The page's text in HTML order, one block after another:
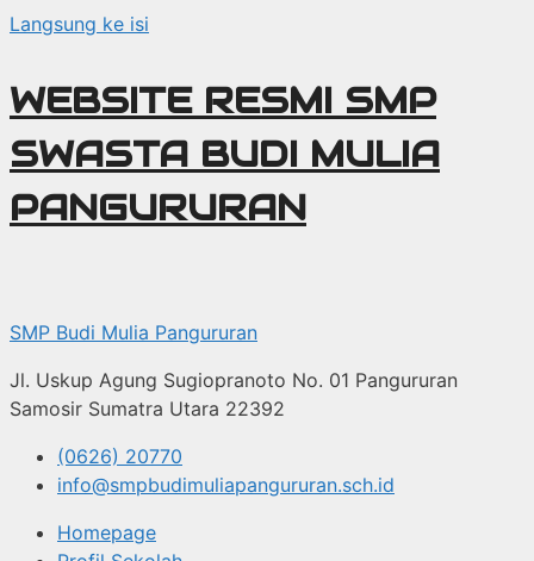
Langsung ke isi
WEBSITE RESMI SMP
SWASTA BUDI MULIA
PANGURURAN
SMP Budi Mulia Pangururan
Jl. Uskup Agung Sugiopranoto No. 01 Pangururan
Samosir Sumatra Utara 22392
(0626) 20770
info@smpbudimuliapangururan.sch.id
Homepage